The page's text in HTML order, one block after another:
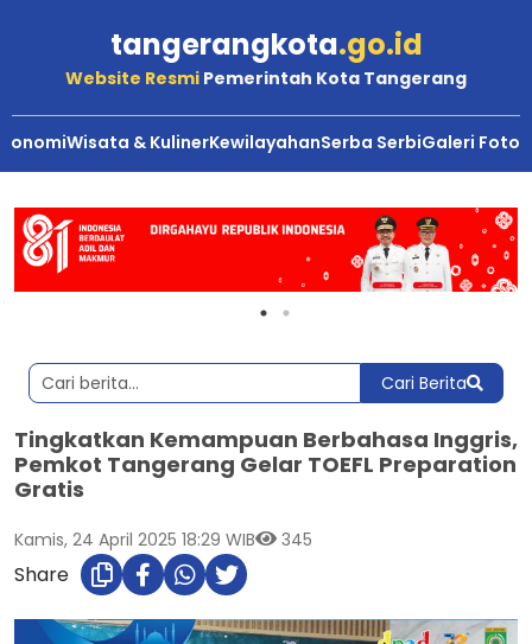
tangerangkota.go.id
Website Resmi Pemerintah Kota Tangerang
Wisata & KulinerKewilayahanSerba SerbiGaleri Foto
Cari Berita
Tingkatkan Kemampuan Berbahasa Inggris,
Pemkot Tangerang Gelar TOEFL Preparation
Gratis
Kamis, 24 April 2025 18:29 WIB 345
Share